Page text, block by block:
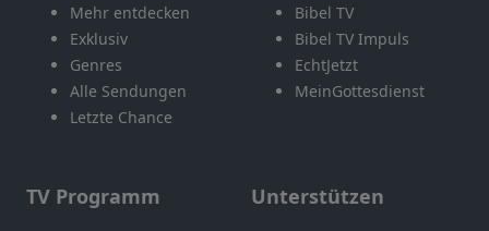
Mehr entdecken
Exklusiv
Genres
Alle Sendungen
Letzte Chance
Bibel TV
Bibel TV Impuls
EchtJetzt
MeinGottesdienst
TV Programm Unterstützen